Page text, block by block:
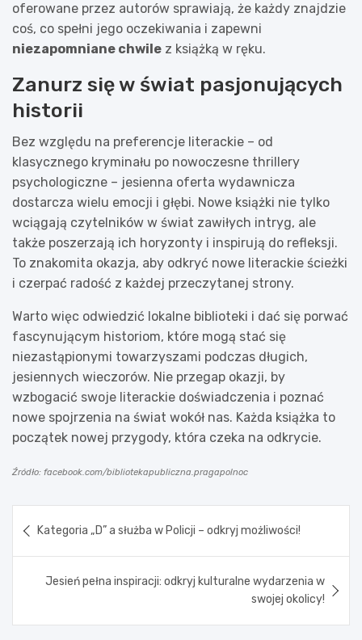
oferowane przez autorów sprawiają, że każdy znajdzie
coś, co spełni jego oczekiwania i zapewni
niezapomniane chwile z książką w ręku.
Zanurz się w świat pasjonujących
historii
Bez względu na preferencje literackie – od
klasycznego kryminału po nowoczesne thrillery
psychologiczne – jesienna oferta wydawnicza
dostarcza wielu emocji i głębi. Nowe książki nie tylko
wciągają czytelników w świat zawiłych intryg, ale
także poszerzają ich horyzonty i inspirują do refleksji.
To znakomita okazja, aby odkryć nowe literackie ścieżki
i czerpać radość z każdej przeczytanej strony.
Warto więc odwiedzić lokalne biblioteki i dać się porwać
fascynującym historiom, które mogą stać się
niezastąpionymi towarzyszami podczas długich,
jesiennych wieczorów. Nie przegap okazji, by
wzbogacić swoje literackie doświadczenia i poznać
nowe spojrzenia na świat wokół nas. Każda książka to
początek nowej przygody, która czeka na odkrycie.
Źródło: facebook.com/bibliotekapubliczna.pragapolnoc
wpisu
Kategoria „D” a służba w Policji – odkryj możliwości!
Jesień pełna inspiracji: odkryj kulturalne wydarzenia w
swojej okolicy!